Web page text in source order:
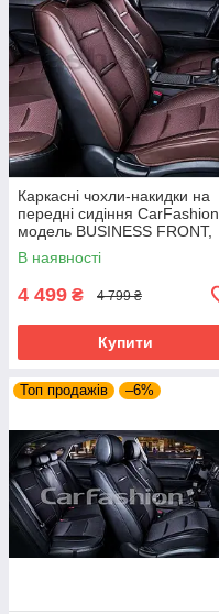
Каркасні чохли-накидки на
передні сидіння CarFashion,
модель BUSINESS FRONT,
коричневий/коричневий
В наявності
4 499 ₴ 4 799 ₴
Купити
Топ продажів –6%